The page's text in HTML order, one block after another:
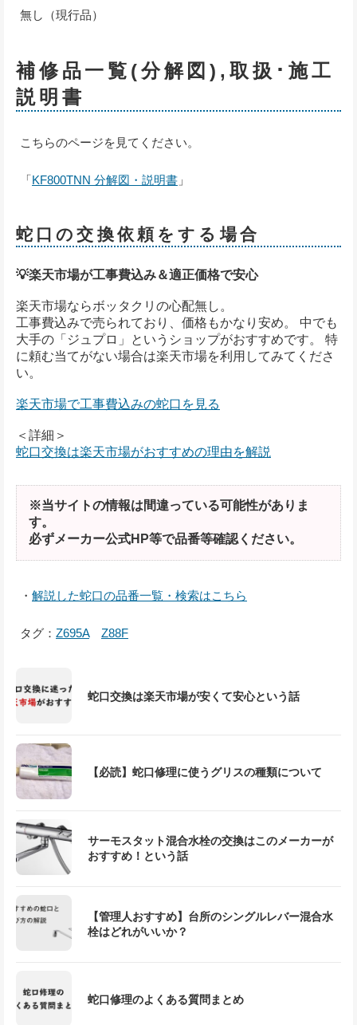
無し（現行品）
補修品一覧(分解図),取扱･施工
説明書
こちらのページを見てください。
「 KF800TNN 分解図・説明書 」
蛇口の交換依頼をする場合
💡楽天市場が工事費込み＆適正価格で安心
楽天市場ならボッタクリの心配無し。
工事費込みで売られており、価格もかなり安め。 中でも
大手の「ジュプロ」というショップがおすすめです。 特
に頼む当てがない場合は楽天市場を利用してみてくださ
い。
楽天市場で工事費込みの蛇口を見る
＜詳細＞
蛇口交換は楽天市場がおすすめの理由を解説
※当サイトの情報は間違っている可能性がありま
す。
必ずメーカー公式HP等で品番等確認ください。
・ 解説した蛇口の品番一覧・検索はこちら
タグ： Z695A Z88F
蛇口交換は楽天市場が安くて安心という話
【必読】蛇口修理に使うグリスの種類について
サーモスタット混合水栓の交換はこのメーカーが
おすすめ！という話
【管理人おすすめ】台所のシングルレバー混合水
栓はどれがいいか？
蛇口修理のよくある質問まとめ